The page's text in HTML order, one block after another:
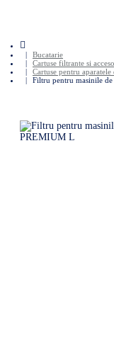
Bucatarie
Cartuse filtrante si
Cartuse pentru aparatele
Filtru pentru masinile